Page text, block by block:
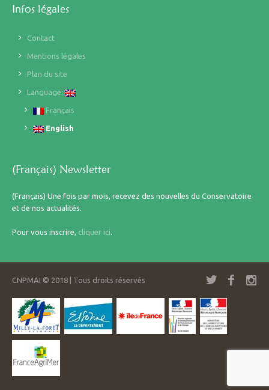
Infos légales
Contact
Mentions légales
Plan du site
Language:
Français
English
(Français) Newsletter
(Français) Une fois par mois, recevez des nouvelles du Conservatoire
et de nos actualités.
Pour vous inscrire, cliquer ici.
CNPMAI © 2018 | Tous droits réservés